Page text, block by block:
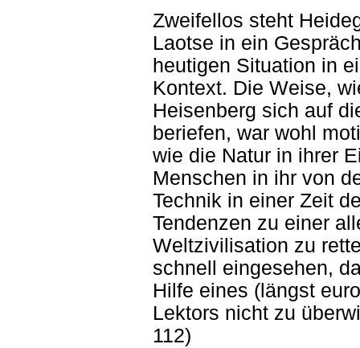
Zweifellos steht
Laotse in ein
heutigen Situation in
Kontext. Die Weise,
Heisenberg sich auf
beriefen, war wohl
wie die Natur in ihrer
Menschen in ihr von
Technik in einer Zeit
Tendenzen zu einer
Weltzivilisation zu
schnell eingesehen,
Hilfe eines (längst
Lektors nicht zu
112)